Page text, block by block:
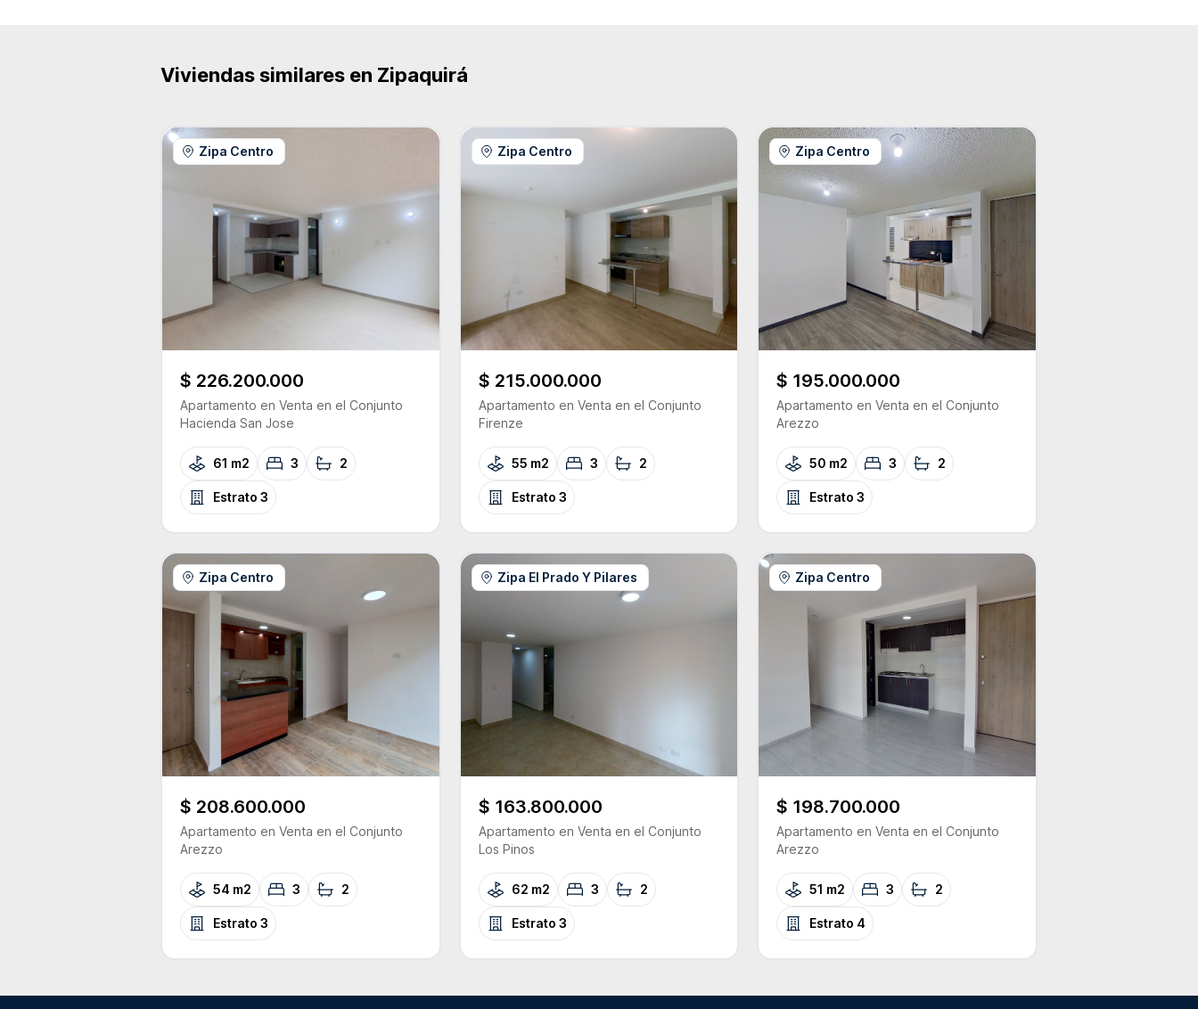
Viviendas similares en Zipaquirá
Zipa Centro
$ 226.200.000
Apartamento en Venta en el Conjunto
Hacienda San Jose
61 m2 3 2
Estrato 3
Zipa Centro
$ 215.000.000
Apartamento en Venta en el Conjunto
Firenze
55 m2 3 2
Estrato 3
Zipa Centro
$ 195.000.000
Apartamento en Venta en el Conjunto
Arezzo
50 m2 3 2
Estrato3
Zipa Centro
$ 208.600.000
Apartamento en Venta en el Conjunto
Arezzo
54 m2 3 2
Estrato 3
Zipa El Prado Y Pilares
$ 163.800.000
Apartamento en Venta en el Conjunto
Los Pinos
62 m2 3 2
Estrato 3
Zipa Centro
$ 198.700.000
Apartamento en Venta en el Conjunto
Arezzo
51 m2 3 2
Estrato 4